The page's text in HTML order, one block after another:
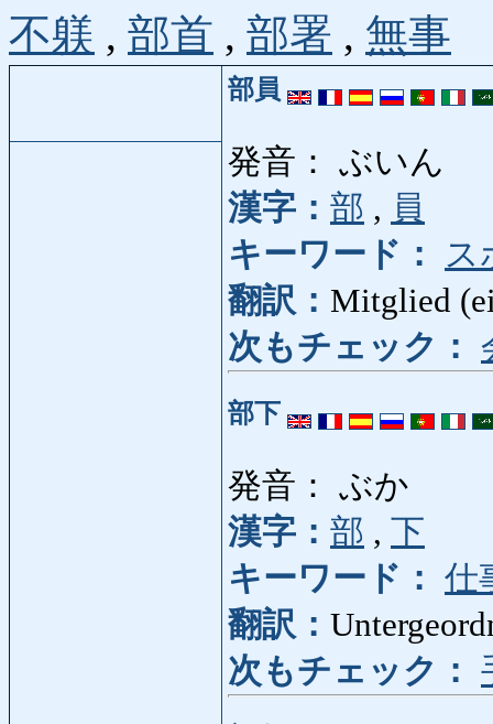
不躾 , 部首 , 部署 , 無事
部員
発音： ぶいん
漢字： 部 , 員
キーワード：
ス
翻訳： Mitglied
次もチェック：
部下
発音： ぶか
漢字： 部 , 下
キーワード： 仕
翻訳：
次もチェック：